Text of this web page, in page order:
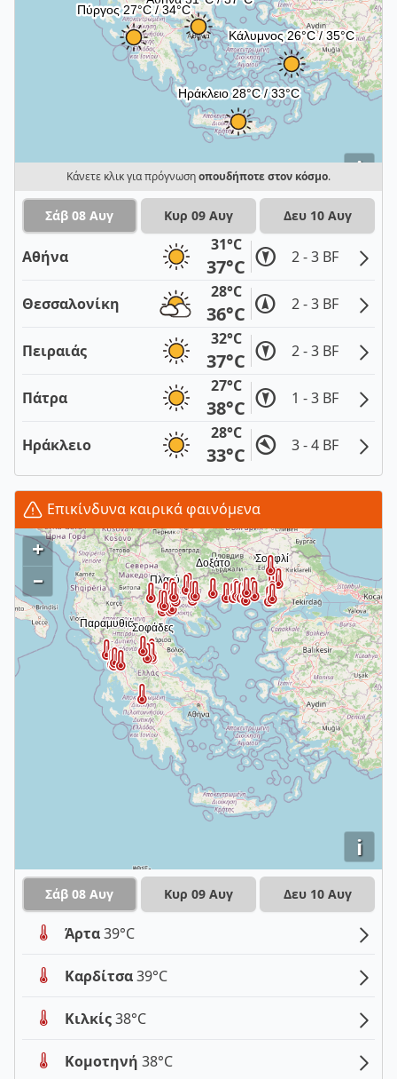
i
Κάνετε κλικ για πρόγνωσηοπουδήποτε στον κόσμο.
Σάβ 08 Αυγ Κυρ 09 Αυγ Δευ 10 Αυγ
Αθήνα
31°C
37°C 2 - 3 BF
Θεσσαλονίκη
28°C
36°C 2 - 3 BF
Πειραιάς
32°C
37°C 2 - 3 BF
Πάτρα
27°C
38°C 1 - 3 BF
Ηράκλειο
28°C
33°C 3 - 4 BF
Επικίνδυνα καιρικά φαινόμενα
i
+
–
Σάβ 08 Αυγ Κυρ 09 Αυγ Δευ 10 Αυγ
Άρτα39°C
Καρδίτσα39°C
Κιλκίς38°C
Κομοτηνή 38°C